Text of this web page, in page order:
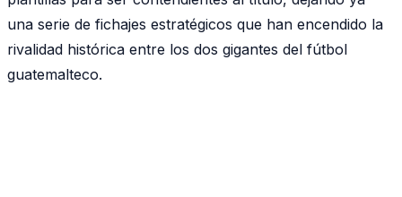
una serie de fichajes estratégicos que han encendido la
rivalidad histórica entre los dos gigantes del fútbol
guatemalteco.